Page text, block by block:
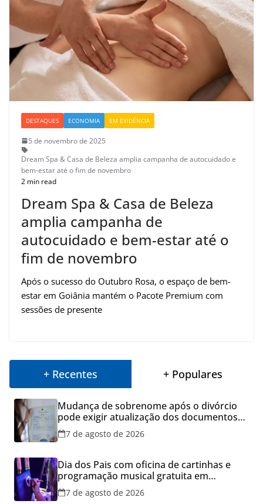
DESTAQUES ECONOMIA EM EVIDÊNCIA
5 de novembro de 2025
Dream Spa & Casa de Beleza amplia campanha de autocuidado e
bem-estar até o fim de novembro
2 min read
Dream Spa & Casa de Beleza
amplia campanha de
autocuidado e bem-estar até o
fim de novembro
Após o sucesso do Outubro Rosa, o espaço de bem-
estar em Goiânia mantém o Pacote Premium com
sessões de presente
+ Recentes + Populares
Mudança de sobrenome após o divórcio
pode exigir atualização dos documentos
dos filhos para evitar transtornos
7 de agosto de 2026
Dia dos Pais com oficina de cartinhas e
programação musical gratuita em
Aparecida de Goiânia
7 de agosto de 2026